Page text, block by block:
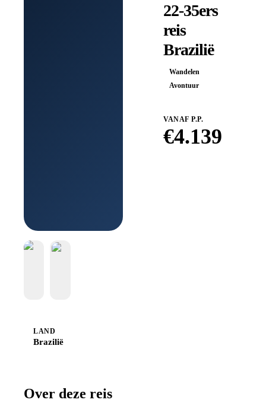
22-35ers
reis
Brazilië
Wandelen
Avontuur
VANAF P.P.
€4.139
LAND
Brazilië
Over deze reis